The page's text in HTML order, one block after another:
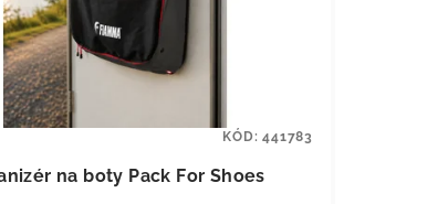
na boty Pack For Shoes
KÓD:441783